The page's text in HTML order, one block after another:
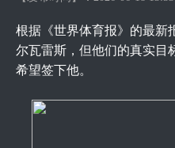
根据《世界体育报》的最新
尔瓦雷斯，但他们的真实目
希望签下他。